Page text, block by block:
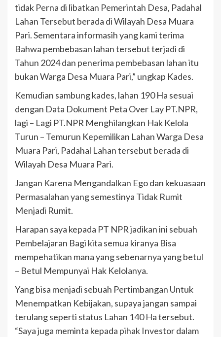
tidak Perna di libatkan Pemerintah Desa, Padahal
Lahan Tersebut berada di Wilayah Desa Muara
Pari. Sementara informasih yang kami terima
Bahwa pembebasan lahan tersebut terjadi di
Tahun 2024 dan penerima pembebasan lahan itu
bukan Warga Desa Muara Pari,” ungkap Kades.
Kemudian sambung kades, lahan 190 Ha sesuai
dengan Data Dokument Peta Over Lay PT.NPR,
lagi – Lagi PT.NPR Menghilangkan Hak Kelola
Turun – Temurun Kepemilikan Lahan Warga Desa
Muara Pari, Padahal Lahan tersebut berada di
Wilayah Desa Muara Pari.
Jangan Karena Mengandalkan Ego dan kekuasaan
Permasalahan yang semestinya Tidak Rumit
Menjadi Rumit.
Harapan saya kepada PT NPR jadikan ini sebuah
Pembelajaran Bagi kita semua kiranya Bisa
mempehatikan mana yang sebenarnya yang betul
– Betul Mempunyai Hak Kelolanya.
Yang bisa menjadi sebuah Pertimbangan Untuk
Menempatkan Kebijakan, supaya jangan sampai
terulang seperti status Lahan 140 Ha tersebut.
“Saya juga meminta kepada pihak Investor dalam